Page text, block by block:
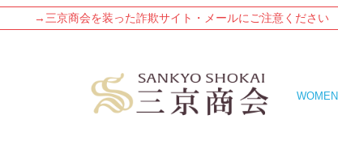
→三京商会を装った詐欺サイト・メールにご注意ください
WOMEN